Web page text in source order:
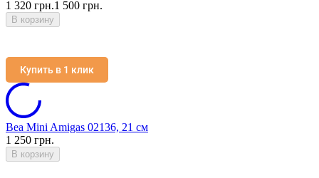
1 320 грн.1 500 грн.
В корзину
Купить в 1 клик
Bea Mini Amigas 02136, 21 см
1 250 грн.
В корзину